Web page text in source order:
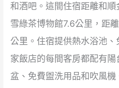
和酒吧。這間住宿距離和
雪綠茶博物館7.6公里，距
公里。住宿提供熱水浴池
家飯店的每間客房都配有
盆、免費盥洗用品和吹風